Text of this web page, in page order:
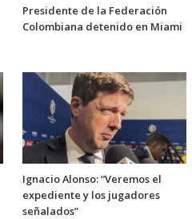
Presidente de la Federación
Colombiana detenido en Miami
Ignacio Alonso: “Veremos el
expediente y los jugadores
señalados”